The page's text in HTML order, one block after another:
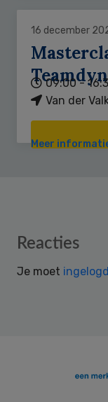
16 december
09:00 -
Van der
Meer
Reader
Reacties
Je moet